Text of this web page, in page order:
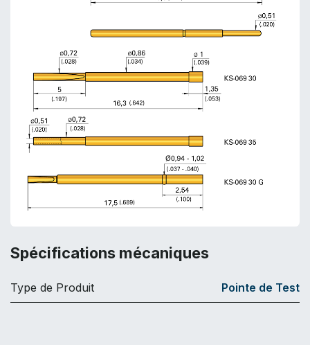
Spécifications mécaniques
Type de Produit Pointe de Test